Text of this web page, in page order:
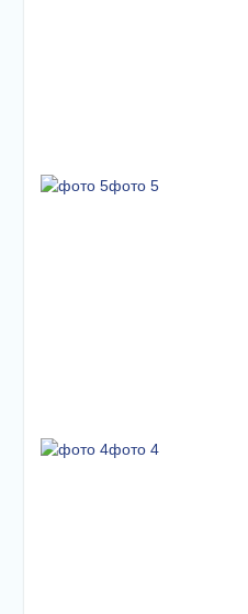
фото 5
фото 4